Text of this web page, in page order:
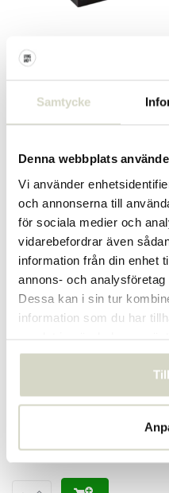
Samtycke
Denna webbplats
Vi använder
och annonserna till
för sociala medier och
vidarebefordrar även
information från din enhet
annons- och
Dessa kan i sin tur
information som du har
Superside-bord rött rutnät
€290,00 €261,00
SALE 10%
Inkl. moms